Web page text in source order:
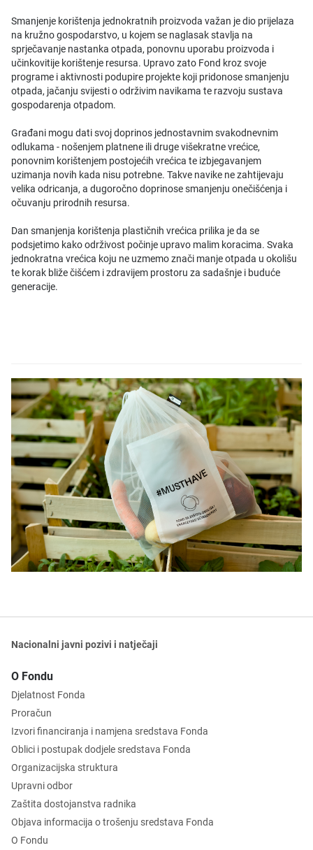
Smanjenje korištenja jednokratnih proizvoda važan je dio prijelaza
na kružno gospodarstvo, u kojem se naglasak stavlja na
sprječavanje nastanka otpada, ponovnu uporabu proizvoda i
učinkovitije korištenje resursa. Upravo zato Fond kroz svoje
programe i aktivnosti podupire projekte koji pridonose smanjenju
otpada, jačanju svijesti o održivim navikama te razvoju sustava
gospodarenja otpadom.
Građani mogu dati svoj doprinos jednostavnim svakodnevnim
odlukama - nošenjem platnene ili druge višekratne vrećice,
ponovnim korištenjem postojećih vrećica te izbjegavanjem
uzimanja novih kada nisu potrebne. Takve navike ne zahtijevaju
velika odricanja, a dugoročno doprinose smanjenju onečišćenja i
očuvanju prirodnih resursa.
Dan smanjenja korištenja plastičnih vrećica prilika je da se
podsjetimo kako održivost počinje upravo malim koracima. Svaka
jednokratna vrećica koju ne uzmemo znači manje otpada u okolišu
te korak bliže čišćem i zdravijem prostoru za sadašnje i buduće
generacije.
Nacionalni javni pozivi i natječaji
O Fondu
Djelatnost Fonda
Proračun
Izvori financiranja i namjena sredstava Fonda
Oblici i postupak dodjele sredstava Fonda
Organizacijska struktura
Upravni odbor
Zaštita dostojanstva radnika
Objava informacija o trošenju sredstava Fonda
O Fondu